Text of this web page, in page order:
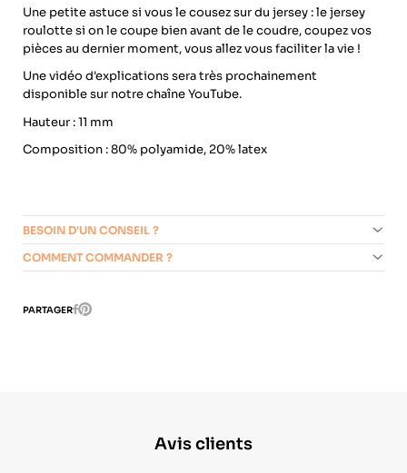
Une petite astuce si vous le cousez sur du jersey : le jersey
roulotte si on le coupe bien avant de le coudre, coupez vos
pièces au dernier moment, vous allez vous faciliter la vie !
Une vidéo d'explications sera très prochainement
disponible sur notre chaîne YouTube.
Hauteur : 11 mm
Composition : 80% polyamide, 20% latex
BESOIN D'UN CONSEIL ?
COMMENT COMMANDER ?
PARTAGERFacebook
Pinterest
Avis clients